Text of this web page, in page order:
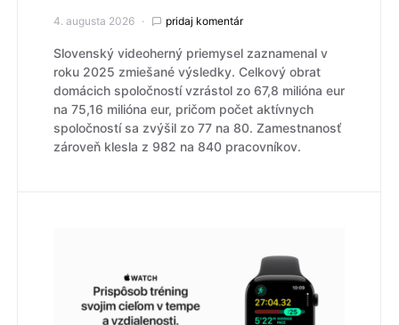
4. augusta 2026 pridaj komentár
Slovenský videoherný priemysel zaznamenal v
roku 2025 zmiešané výsledky. Celkový obrat
domácich spoločností vzrástol zo 67,8 milióna eur
na 75,16 milióna eur, pričom počet aktívnych
spoločností sa zvýšil zo 77 na 80. Zamestnanosť
zároveň klesla z 982 na 840 pracovníkov.